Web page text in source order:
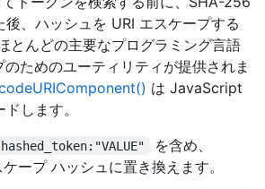
、ハッシュを URI エスケープする
とんどの主要なプログラミング言語
ためのユーティリティが提供されま
は JavaScript
します。
hashed_token:"VALUE"
を含め、
ープ ハッシュに置き換えます。